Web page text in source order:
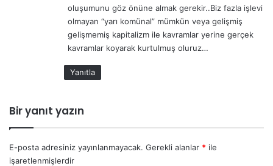
oluşumunu göz önüne almak gerekir..Biz fazla işlevi
olmayan “yarı komünal” mümkün veya gelişmiş
gelişmemiş kapitalizm ile kavramlar yerine gerçek
kavramlar koyarak kurtulmuş oluruz…
Yanıtla
Bir yanıt yazın
E-posta adresiniz yayınlanmayacak. Gerekli alanlar * ile
işaretlenmişlerdir